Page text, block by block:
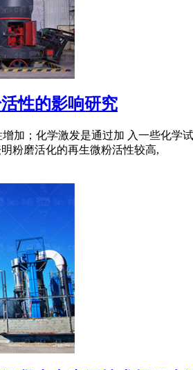
性的影响研究
加；化学激发是通过加 入一些化
粉磨活化的再生微粉活性较高,